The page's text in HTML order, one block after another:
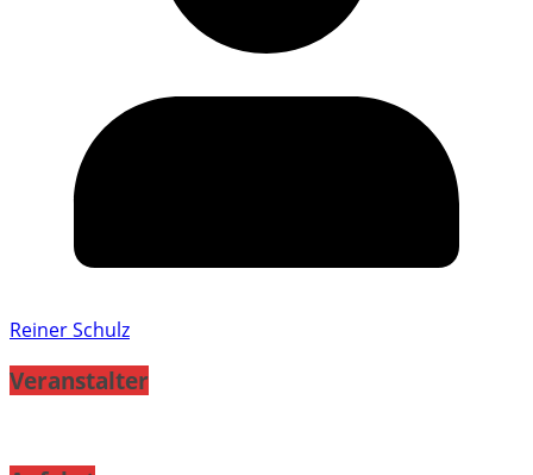
Reiner Schulz
Veranstalter